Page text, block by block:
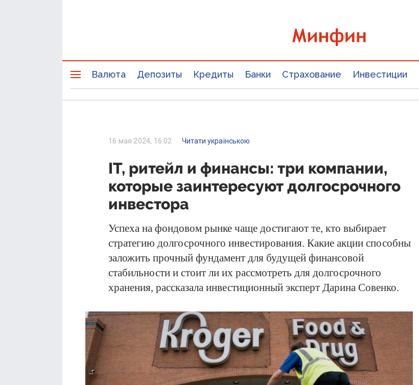
Валюта Депозиты Кредиты Банки Страхование Инвестиции
16 мая 2024, 16:02 Читати українською
IT, ритейл и финансы: три компании,
которые заинтересуют долгосрочного
инвестора
Успеха на фондовом рынке чаще достигают те, кто выбирает
стратегию долгосрочного инвестирования. Какие акции способны
заложить прочный фундамент для будущей финансовой
стабильности и стоит ли их рассмотреть для долгосрочного
хранения, рассказала инвестиционный эксперт Дарина Совенко.